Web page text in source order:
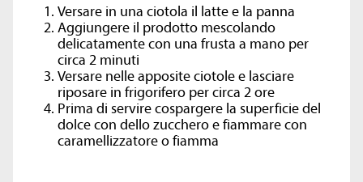
Versare in una ciotola il latte e la panna
Aggiungere il prodotto mescolando
delicatamente con una frusta a mano per
circa 2 minuti
Versare nelle apposite ciotole e lasciare
riposare in frigorifero per circa 2 ore
Prima di servire cospargere la superficie del
dolce con dello zucchero e fiammare con
caramellizzatore o fiamma